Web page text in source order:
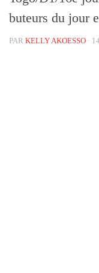
buteurs du jour
PAR KELLY AKOESSO ·